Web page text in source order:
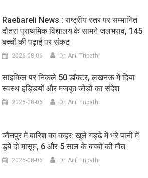
Raebareli News : राष्ट्रीय स्तर पर सम्मानित
दौतरा प्राथमिक विद्यालय के सामने जलभराव, 145
बच्चों की पढ़ाई पर संकट
2026-08-06 Dr. Anil Tripathi
साइकिल पर निकले 50 डॉक्टर, लखनऊ में दिया
स्वस्थ हड्डियों और मजबूत जोड़ों का संदेश
2026-08-06 Dr. Anil Tripathi
जौनपुर में बारिश का कहर: खुले गड्ढे में भरे पानी में
डूबे दो मासूम, 6 और 5 साल के बच्चों की मौत
2026-08-06 Dr. Anil Tripathi